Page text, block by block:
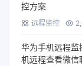
控方案
远程监控
华为手机远程
机远程查看微